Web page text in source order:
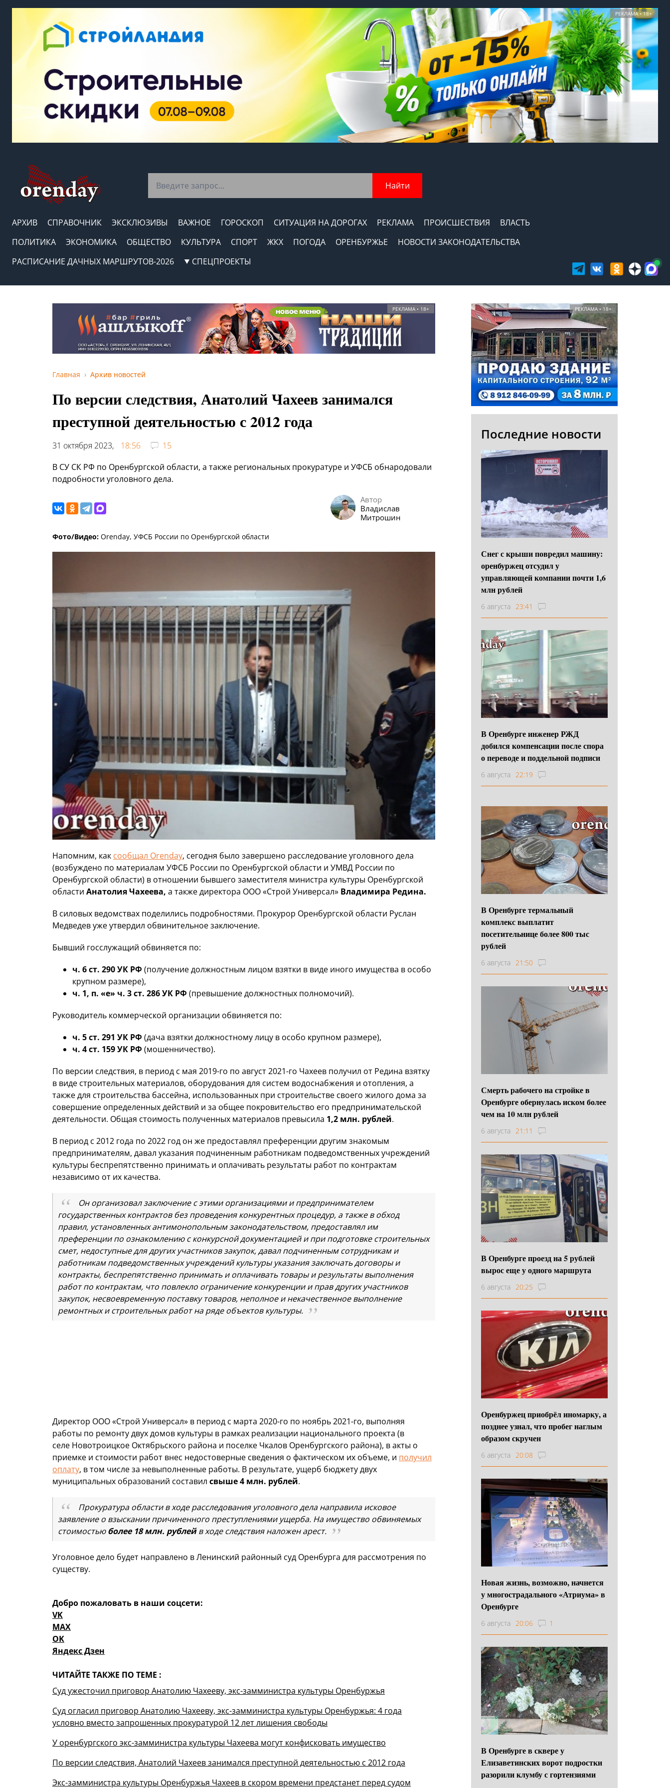
РЕКЛАМА • 18+
Найти
АРХИВ СПРАВОЧНИК ЭКСКЛЮЗИВЫ ВАЖНОЕ ГОРОСКОП СИТУАЦИЯ НА ДОРОГАХ РЕКЛАМА ПРОИСШЕСТВИЯ
ВЛАСТЬ
ПОЛИТИКА
ЭКОНОМИКА ОБЩЕСТВО КУЛЬТУРА СПОРТ ЖКХ ПОГОДА ОРЕНБУРЖЬЕ
НОВОСТИ ЗАКОНОДАТЕЛЬСТВА
РАСПИСАНИЕ ДАЧНЫХ МАРШРУТОВ-2026
СПЕЦПРОЕКТЫ
РЕКЛАМА • 18+
Главная Архив новостей
По версии следствия, Анатолий Чахеев занимался
преступной деятельностью с 2012 года
31 октября 2023, 18:56
15
В СУ СК РФ по Оренбургской области, а также региональных прокуратуре и УФСБ обнародовали
подробности уголовного дела.
Автор
Владислав
Митрошин
Фото/Видео: Orenday, УФСБ России по Оренбургской области
Напомним, как сообщал Orenday, сегодня было завершено расследование уголовного дела
(возбуждено по материалам УФСБ России по Оренбургской области и УМВД России по
Оренбургской области) в отношении бывшего заместителя министра культуры Оренбургской
области Анатолия Чахеева, а также директора ООО «Строй Универсал» Владимира Редина.
В силовых ведомствах поделились подробностями. Прокурор Оренбургской области Руслан
Медведев уже утвердил обвинительное заключение.
Бывший госслужащий обвиняется по:
ч. 6 ст. 290 УК РФ (получение должностным лицом взятки в виде иного имущества в особо
крупном размере),
ч. 1, п. «е» ч. 3 ст. 286 УК РФ (превышение должностных полномочий).
Руководитель коммерческой организации обвиняется по:
ч. 5 ст. 291 УК РФ (дача взятки должностному лицу в особо крупном размере),
ч. 4 ст. 159 УК РФ (мошенничество).
По версии следствия, в период с мая 2019-го по август 2021-го Чахеев получил от Редина взятку
в виде строительных материалов, оборудования для систем водоснабжения и отопления, а
также для строительства бассейна, использованных при строительстве своего жилого дома за
совершение определенных действий и за общее покровительство его предпринимательской
деятельности. Общая стоимость полученных материалов превысила 1,2 млн. рублей.
В период с 2012 года по 2022 год он же предоставлял преференции другим знакомым
предпринимателям, давал указания подчиненным работникам подведомственных учреждений
культуры беспрепятственно принимать и оплачивать результаты работ по контрактам
независимо от их качества.
Он организовал заключение с этими организациями и предпринимателем
государственных контрактов без проведения конкурентных процедур, а также в обход
правил, установленных антимонопольным законодательством, предоставлял им
преференции по ознакомлению с конкурсной документацией и при подготовке строительных
смет, недоступные для других участников закупок, давал подчиненным сотрудникам и
работникам подведомственных учреждений культуры указания заключать договоры и
контракты, беспрепятственно принимать и оплачивать товары и результаты выполнения
работ по контрактам, что повлекло ограничение конкуренции и прав других участников
закупок, несвоевременную поставку товаров, неполное и некачественное выполнение
ремонтных и строительных работ на ряде объектов культуры.
Директор ООО «Строй Универсал» в период с марта 2020-го по ноябрь 2021-го, выполняя
работы по ремонту двух домов культуры в рамках реализации национального проекта (в
селе Новотроицкое Октябрьского района и поселке Чкалов Оренбургского района), в акты о
приемке и стоимости работ внес недостоверные сведения о фактическом их объеме, и получил
оплату, в том числе за невыполненные работы. В результате, ущерб бюджету двух
муниципальных образований составил свыше 4 млн. рублей.
Прокуратура области в ходе расследования уголовного дела направила исковое
заявление о взыскании причиненного преступлениями ущерба. На имущество обвиняемых
стоимостьюболее 18 млн. рублейв ходе следствия наложен арест.
Уголовное дело будет направлено в Ленинский районный суд Оренбурга для рассмотрения по
существу.
Добро пожаловать в наши соцсети:
VK
MAX
OK
Яндекс Дзен
ЧИТАЙТЕ ТАКЖЕ ПО ТЕМЕ :
Суд ужесточил приговор Анатолию Чахееву, экс-замминистра культуры Оренбуржья
Суд огласил приговор Анатолию Чахееву, экс-замминистра культуры Оренбуржья: 4 года
условно вместо запрошенных прокуратурой 12 лет лишения свободы
У оренбургского экс-замминистра культуры Чахеева могут конфисковать имущество
По версии следствия, Анатолий Чахеев занимался преступной деятельностью с 2012 года
Экс-замминистра культуры Оренбуржья Чахеев в скором времени предстанет перед судом
РЕКЛАМА • 18+
Последние новости
Снег с крыши повредил машину:
оренбуржец отсудил у
управляющей компании почти 1,6
млн рублей
6 августа 23:41
В Оренбурге инженер РЖД
добился компенсации после спора
о переводе и поддельной подписи
6 августа 22:19
В Оренбурге термальный
комплекс выплатит
посетительнице более 800 тыс
рублей
6 августа 21:50
Смерть рабочего на стройке в
Оренбурге обернулась иском более
чем на 10 млн рублей
6 августа 21:11
В Оренбурге проезд на 5 рублей
вырос еще у одного маршрута
6 августа 20:25
Оренбуржец приобрёл иномарку, а
позднее узнал, что пробег наглым
образом скручен
6 августа 20:08
Новая жизнь, возможно, начнется
у многострадального «Атриума» в
Оренбурге
6 августа 20:06 1
В Оренбурге в сквере у
Елизаветинских ворот подростки
разорили клумбу с гортензиями